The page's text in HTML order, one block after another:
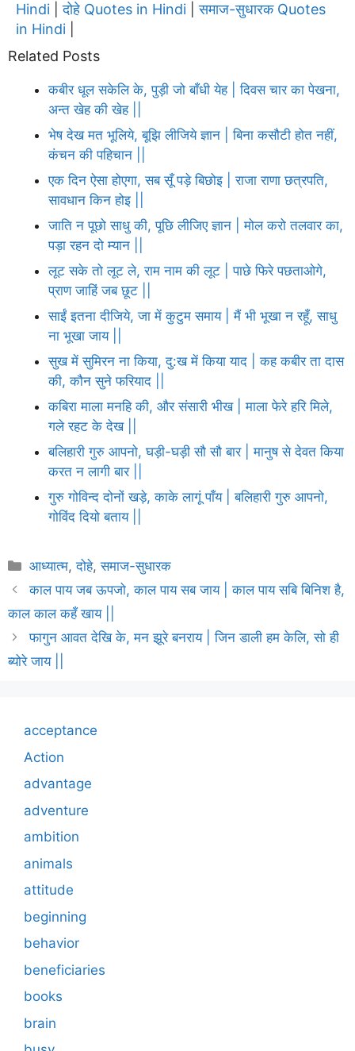
Hindi |दोहे Quotes in Hindi |समाज-सुधारक Quotes
in Hindi
Related Posts
कबीर धूल सकेलि के, पुड़ी जो बाँधी येह | दिवस चार का पेखना,
अन्त खेह की खेह ||
भेष देख मत भूलिये, बूझि लीजिये ज्ञान | बिना कसौटी होत नहीं,
कंचन की पहिचान ||
एक दिन ऐसा होएगा, सब सूँ पड़े बिछोइ | राजा राणा छत्रपति,
सावधान किन होइ ||
जाति न पूछो साधु की, पूछि लीजिए ज्ञान | मोल करो तलवार का,
पड़ा रहन दो म्यान ||
लूट सके तो लूट ले, राम नाम की लूट | पाछे फिरे पछताओगे,
प्राण जाहिं जब छूट ||
साईं इतना दीजिये, जा में कुटुम समाय | मैं भी भूखा न रहूँ, साधु
ना भूखा जाय ||
सुख में सुमिरन ना किया, दु:ख में किया याद | कह कबीर ता दास
की, कौन सुने फरियाद ||
कबिरा माला मनहि की, और संसारी भीख | माला फेरे हरि मिले,
गले रहट के देख ||
बलिहारी गुरु आपनो, घड़ी-घड़ी सौ सौ बार | मानुष से देवत किया
करत न लागी बार ||
गुरु गोविन्द दोनों खड़े, काके लागूं पाँय | बलिहारी गुरु आपनो,
गोविंद दियो बताय ||
Categories
आध्यात्म,दोहे,समाज-सुधारक
काल पाय जब ऊपजो, काल पाय सब जाय | काल पाय सबि बिनिश है,
काल काल कहँ खाय ||
फागुन आवत देखि के, मन झूरे बनराय | जिन डाली हम केलि, सो ही
ब्योरे जाय ||
acceptance
Action
advantage
adventure
ambition
animals
attitude
beginning
behavior
beneficiaries
books
brain